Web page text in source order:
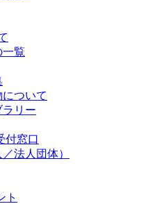
一覧
ついて
リー
付窓口
法人団体）
ト